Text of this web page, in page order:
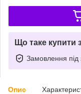
Що таке купити
Замовлення під
Опис